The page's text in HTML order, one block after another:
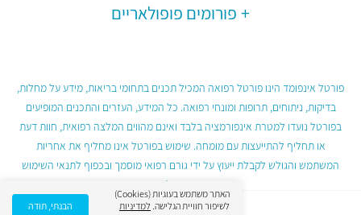
פורומים פופולאריים
פורטל אינפומד הינו פורטל רפואה המכיל תכנים בתחומי בריאות, מידע על מחלות,
בדיקות, ניתוחים, תרופות ומונחי רפואה. כל המידע, העזרים והתכנים המופיעים
בפורטל נועדו למטרת אינפורמציה בלבד ואינם מהווים המלצה רפואית, חוות דעת
או תחליף להתייעצות עם מומחה. שימוש בפורטל אינו מחליף את אחריות
המשתמש והגולש לקבלת ייעוץ על ידי גורם רפואי מוסמך ובכפוף לתנאי השימוש
בפורטל.
האתר משתמש בעוגיות (Cookies)
לשיפור חוויית הגלישה. למדיניות
הבנתי, תודה